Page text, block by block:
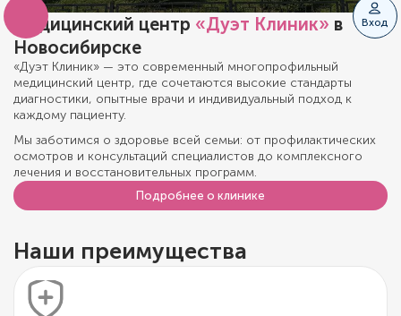
Вход
Медицинский центр «Дуэт Клиник» в
Новосибирске
«Дуэт Клиник» — это современный многопрофильный
медицинский центр, где сочетаются высокие стандарты
диагностики, опытные врачи и индивидуальный подход к
каждому пациенту.
Мы заботимся о здоровье всей семьи: от профилактических
осмотров и консультаций специалистов до комплексного
лечения и восстановительных программ.
Подробнее о клинике
Наши преимущества